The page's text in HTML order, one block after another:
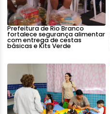
Prefeitura de Rio Branco
fortalece segurança alimentar
com entrega de cestas
básicas e Kits Verde